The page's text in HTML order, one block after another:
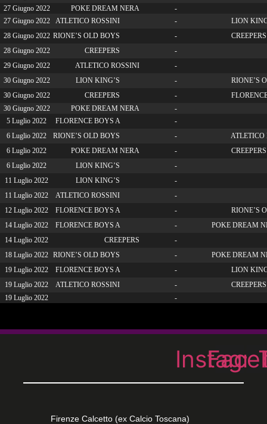
27 Giugno 2022
POKE DREAM NERA
-
27 Giugno 2022
ATLETICO ROSSINI -
LION
28 Giugno 2022 RIONE’S OLD BOYS -
CREEPERS
28 Giugno 2022
CREEPERS
-
29 Giugno 2022
ATLETICO ROSSINI
-
30 Giugno 2022
LION KING’S -
RIONE’S
30 Giugno 2022
CREEPERS -
30 Giugno 2022
POKE DREAM NERA
-
5 Luglio 2022
FLORENCE BOYS A
-
6 Luglio 2022
RIONE’S OLD BOYS -
ATLETICO
6 Luglio 2022
POKE DREAM NERA -
CREEPERS
6 Luglio 2022
LION KING’S
-
11 Luglio 2022
LION KING’S
-
11 Luglio 2022
ATLETICO ROSSINI
-
12 Luglio 2022
FLORENCE BOYS A -
RIONE’S
14 Luglio 2022
FLORENCE BOYS A -
POKE DREAM
14 Luglio 2022
CREEPERS
-
18 Luglio 2022 RIONE’S OLD BOYS -
POKE DREAM
19 Luglio 2022
FLORENCE BOYS A -
LION
19 Luglio 2022
ATLETICO ROSSINI -
CREEPERS
19 Luglio 2022
-
Firenze Calcetto (ex Calcio Toscana)